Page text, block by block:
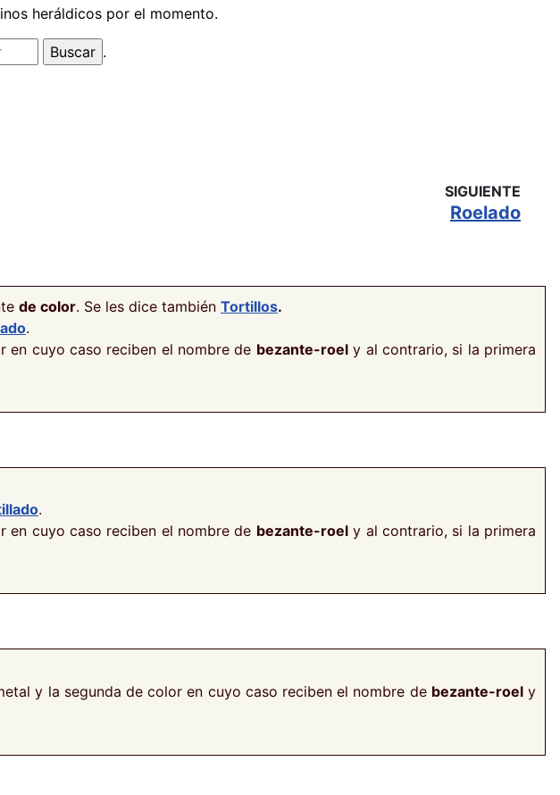
heráldicos por el momento.
.
SIGUIENTE
Roelado
de color. Se les dice también Tortillos.
.
en cuyo caso reciben el nombre de bezante-roely al contrario, si la primera
.
en cuyo caso reciben el nombre de bezante-roely al contrario, si la primera
y la segunda de color en cuyo caso reciben el nombre de bezante-roely